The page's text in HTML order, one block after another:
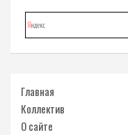
Главная
Коллектив
О сайте